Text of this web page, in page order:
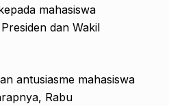
mahasiswa
dan Wakil
antusiasme mahasiswa
Rabu